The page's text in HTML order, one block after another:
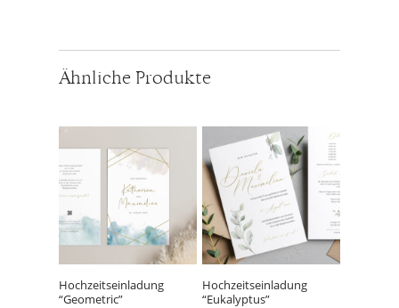
Ähnliche Produkte
Hochzeitseinladung
“Geometric”
Hochzeitseinladung
“Eukalyptus”